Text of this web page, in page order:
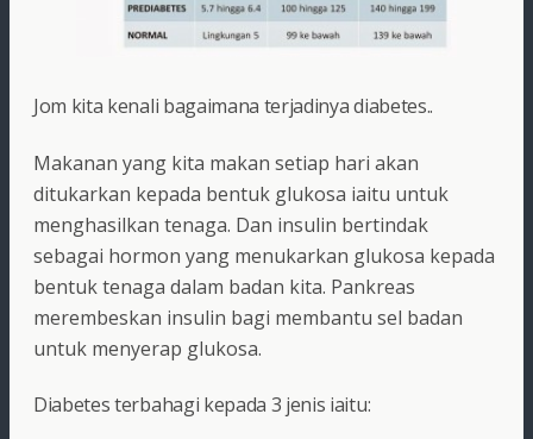
Jom kita kenali bagaimana terjadinya diabetes..
Makanan yang kita makan setiap hari akan
ditukarkan kepada bentuk glukosa iaitu untuk
menghasilkan tenaga. Dan insulin bertindak
sebagai hormon yang menukarkan glukosa kepada
bentuk tenaga dalam badan kita. Pankreas
merembeskan insulin bagi membantu sel badan
untuk menyerap glukosa.
Diabetes terbahagi kepada 3 jenis iaitu: